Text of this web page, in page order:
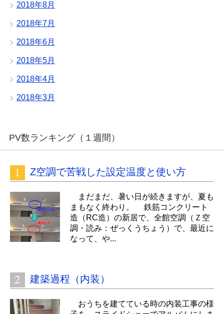
2018年8月
2018年7月
2018年6月
2018年5月
2018年4月
2018年3月
PV数ランキング（１週間）
Z空調で苦戦した設定温度と使い方
まだまだ、暑い日が続きますが、夏も
まもなく終わり。 鉄筋コンクリート
造（RC造）の新居で、全館空調（Ｚ空
調・読み：ぜっくうちょう）で、最近に
なって、や...
建築過程（内装）
おうちを建てている時の内装工事の様